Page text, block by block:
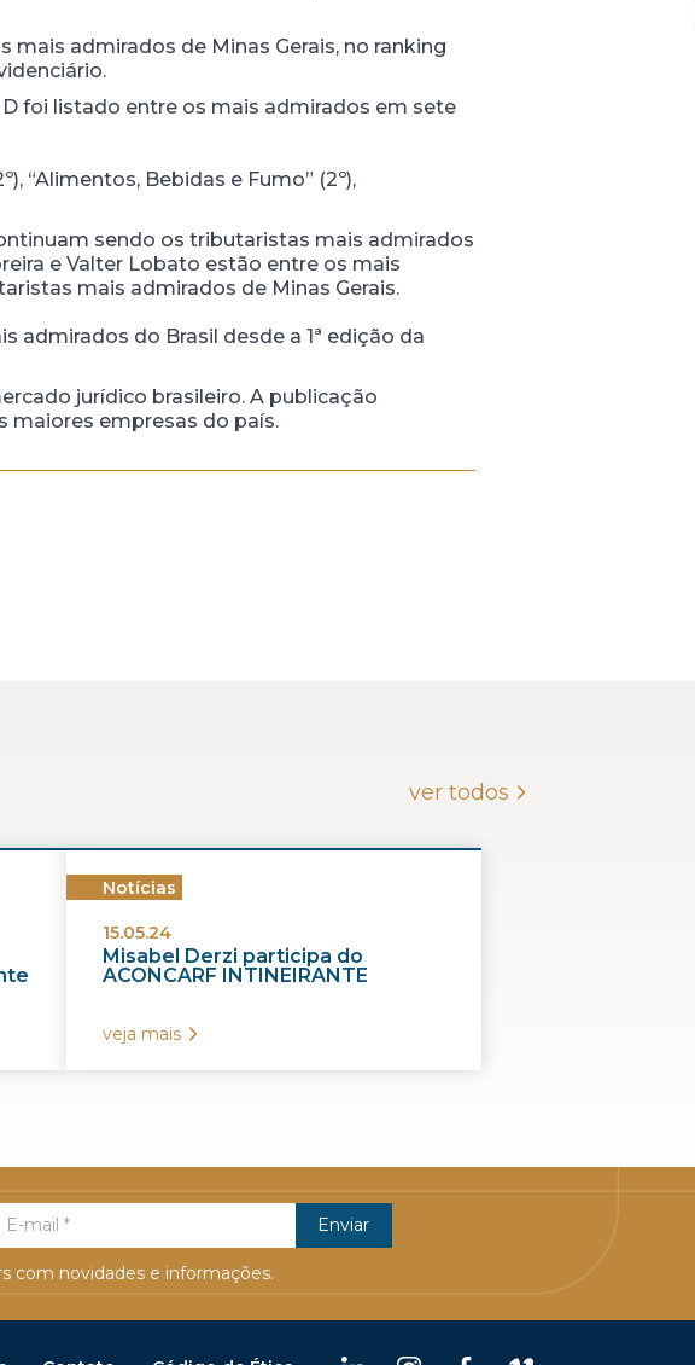
admirados de Minas Gerais, no ranking
foi listado entre os mais admirados em sete
“Alimentos, Bebidas e Fumo” (2º),
sendo os tributaristas mais admirados
e Valter Lobato estão entre os mais
mais admirados de Minas Gerais.
admirados do Brasil desde a 1ª edição da
jurídico brasileiro. A publicação
maiores empresas do país.
ver todos
Notícias
15.05.24
Misabel Derzi participa do
ACONCARF INTINEIRANTE
veja mais
com novidades e informações.